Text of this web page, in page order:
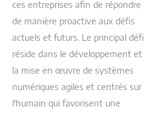
ces entreprises afin de répondre
de manière proactive aux défis
actuels et futurs. Le principal défi
réside dans le développement et
la mise en œuvre de systèmes
numériques agiles et centrés sur
l'humain qui favorisent une